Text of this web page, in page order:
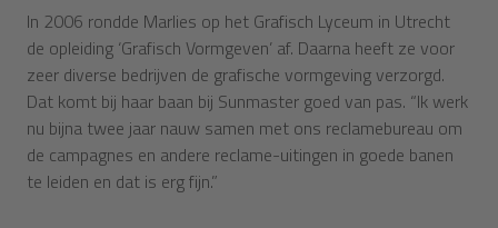
In 2006 rondde Marlies op het Grafisch Lyceum in Utrecht
de opleiding ‘Grafisch Vormgeven’ af. Daarna heeft ze voor
zeer diverse bedrijven de grafische vormgeving verzorgd.
Dat komt bij haar baan bij Sunmaster goed van pas. “Ik werk
nu bijna twee jaar nauw samen met ons reclamebureau om
de campagnes en andere reclame-uitingen in goede banen
te leiden en dat is erg fijn.”